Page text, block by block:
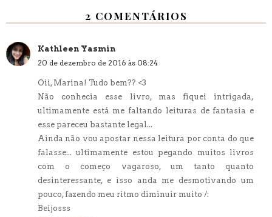
2 COMENTÁRIOS
Kathleen Yasmin
20 de dezembro de 2016 às 08:24
Oii, Marina! Tudo bem?? <3
Não conhecia esse livro, mas fiquei intrigada,
ultimamente está me faltando leituras de fantasia e
esse pareceu bastante legal...
Ainda não vou apostar nessa leitura por conta do que
falasse... ultimamente estou pegando muitos livros
com o começo vagaroso, um tanto quanto
desinteressante, e isso anda me desmotivando um
pouco, fazendo meu ritmo diminuir muito /:
Beijosss